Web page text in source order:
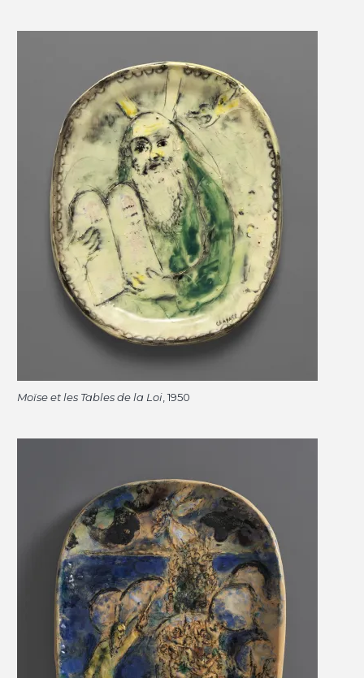
Moïse et les Tables de la Loi , 1950